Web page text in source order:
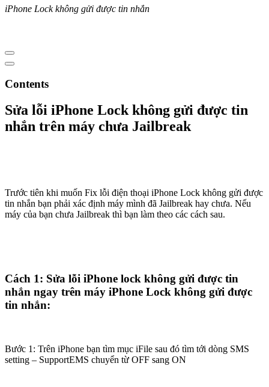
iPhone Lock không gửi được tin nhắn
Contents
Sửa lỗi iPhone Lock không gửi được tin
nhắn trên máy chưa Jailbreak
Trước tiên khi muốn Fix lỗi điện thoại iPhone Lock không gửi được
tin nhắn bạn phải xác định máy mình đã Jailbreak hay chưa. Nếu
máy của bạn chưa Jailbreak thì bạn làm theo các cách sau.
Cách 1: Sửa lỗi iPhone lock không gửi được tin
nhắn ngay trên máy iPhone Lock không gửi được
tin nhắn:
Bước 1: Trên iPhone bạn tìm mục iFile sau đó tìm tới dòng SMS
setting – SupportEMS chuyển từ OFF sang ON